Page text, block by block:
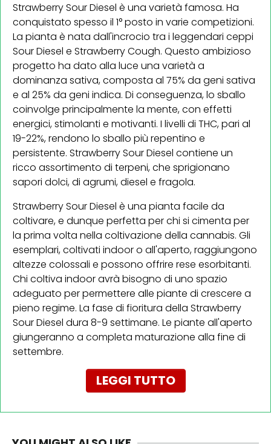
Strawberry Sour Diesel è una varietà famosa. Ha
conquistato spesso il 1° posto in varie competizioni.
La pianta è nata dall'incrocio tra i leggendari ceppi
Sour Diesel e Strawberry Cough. Questo ambizioso
progetto ha dato alla luce una varietà a
dominanza sativa, composta al 75% da geni sativa
e al 25% da geni indica. Di conseguenza, lo sballo
coinvolge principalmente la mente, con effetti
energici, stimolanti e motivanti. I livelli di THC, pari al
19-22%, rendono lo sballo più repentino e
persistente. Strawberry Sour Diesel contiene un
ricco assortimento di terpeni, che sprigionano
sapori dolci, di agrumi, diesel e fragola.
Strawberry Sour Diesel è una pianta facile da
coltivare, e dunque perfetta per chi si cimenta per
la prima volta nella coltivazione della cannabis. Gli
esemplari, coltivati indoor o all'aperto, raggiungono
altezze colossali e possono offrire rese esorbitanti.
Chi coltiva indoor avrà bisogno di uno spazio
adeguato per permettere alle piante di crescere a
pieno regime. La fase di fioritura della Strawberry
Sour Diesel dura 8-9 settimane. Le piante all'aperto
giungeranno a completa maturazione alla fine di
settembre.
LEGGI TUTTO